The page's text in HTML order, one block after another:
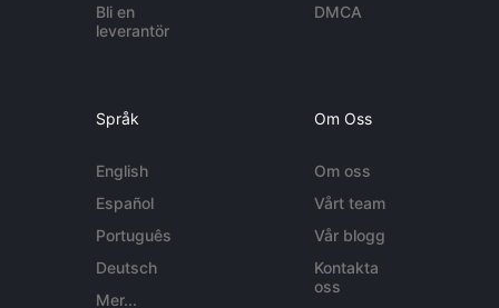
Bli en
leverantör
DMCA
Språk
English
Español
Português
Deutsch
Mer...
Om Oss
Om oss
Vårt team
Vår blogg
Kontakta
oss